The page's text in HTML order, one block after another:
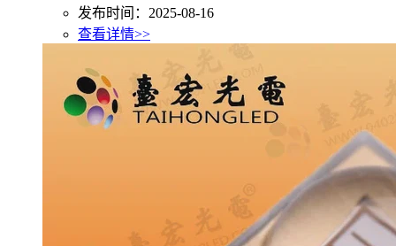
发布时间：2025-08-16
查看详情>>